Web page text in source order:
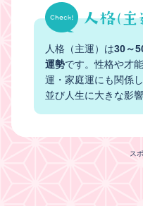
人格（主運）は30～
運勢です。性格や才
運・家庭運にも関係
並び人生に大きな影
ス